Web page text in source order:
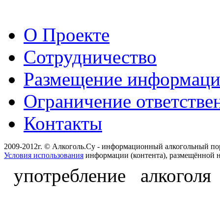
О Проекте
Сотрудничество
Размещение
Ограничение
Контакты
2009-2012г. © Алкоголь.Су - информационный алкогольный
Условия использования информации (контента), размещённой
употребление